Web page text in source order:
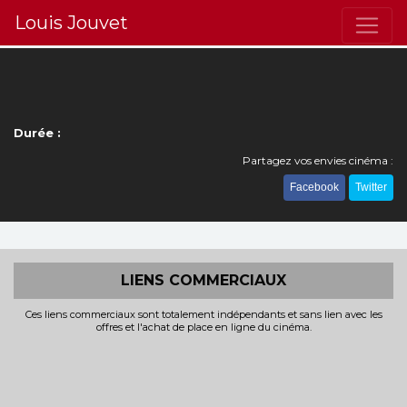
Louis Jouvet
Durée :
Partagez vos envies cinéma :
Facebook Twitter
LIENS COMMERCIAUX
Ces liens commerciaux sont totalement indépendants et sans lien avec les
offres et l'achat de place en ligne du cinéma.